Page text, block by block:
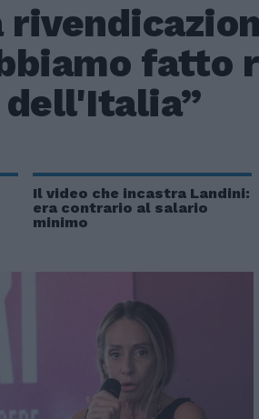
fatto
dell'Italia”
Il video che incastra Landini:
era contrario al salario
minimo